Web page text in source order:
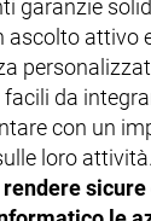
garanzie
ascolto attivo
da
con un
loro attività.
sicure